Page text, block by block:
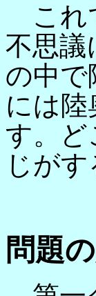
これ
不思議
の中で
には
す。
じがす
問題